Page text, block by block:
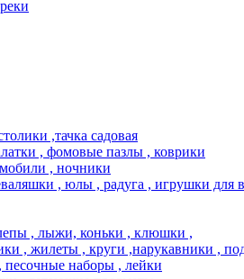
,тачка садовая
, фомовые пазлы , коврики
, ночники
, юлы , радуга , игрушки для
, лыжи, коньки , клюшки ,
, жилеты , круги ,нарукавники ,
наборы , лейки